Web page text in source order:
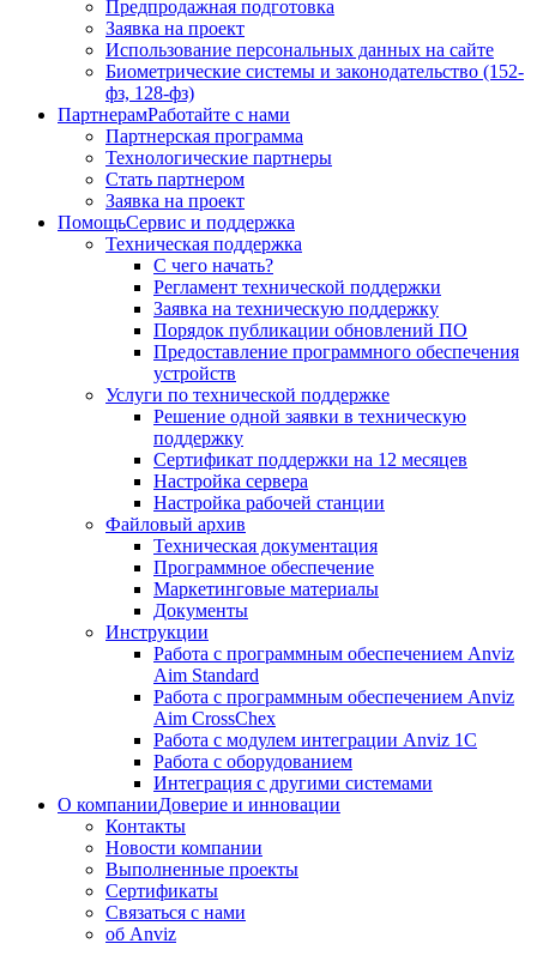
Предпродажная подготовка
Заявка на проект
Использование персональных данных на сайте
Биометрические системы и законодательство (152-
фз, 128-фз)
ПартнерамРаботайте с нами
Партнерская программа
Технологические партнеры
Стать партнером
Заявка на проект
ПомощьСервис и поддержка
Техническая поддержка
С чего начать?
Регламент технической поддержки
Заявка на техническую поддержку
Порядок публикации обновлений ПО
Предоставление программного обеспечения
устройств
Услуги по технической поддержке
Решение одной заявки в техническую
поддержку
Сертификат поддержки на 12 месяцев
Настройка сервера
Настройка рабочей станции
Файловый архив
Техническая документация
Программное обеспечение
Маркетинговые материалы
Документы
Инструкции
Работа с программным обеспечением Anviz
Aim Standard
Работа с программным обеспечением Anviz
Aim CrossChex
Работа с модулем интеграции Anviz 1C
Работа с оборудованием
Интеграция с другими системами
О компанииДоверие и инновации
Контакты
Новости компании
Выполненные проекты
Сертификаты
Связаться с нами
об Anviz